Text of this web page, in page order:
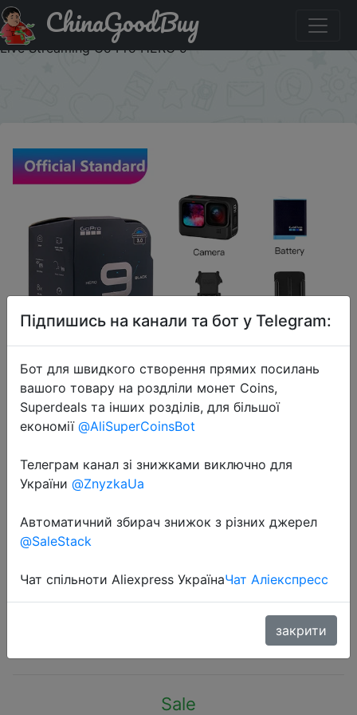
Придбати GoPro HERO9 Black Underwater Action Camera
5K 4K with Color Front Screen, Sports Cam 20MP Photos,
Live Streaming Go Pro HERO 9
ChinaGoodBuy
2022-11-14
GoPro HERO9 Black Underwater
Action Camera 5K 4K with Color
Front Screen, Sports Cam 20MP
9
Sale
Підпишись на канали та бот у Telegram:
Бот для швидкого створення прямих посилань
вашого товару на роздліли монет Coins,
Superdeals та інших розділів, для більшої
економії @AliSuperCoinsBot
Телеграм канал зі знижками виключно для
України @ZnyzkaUa
Автоматичний збирач знижок з різних джерел
@SaleStack
Чат спільноти Aliexpress УкраїнаЧат Аліекспресс
закрити